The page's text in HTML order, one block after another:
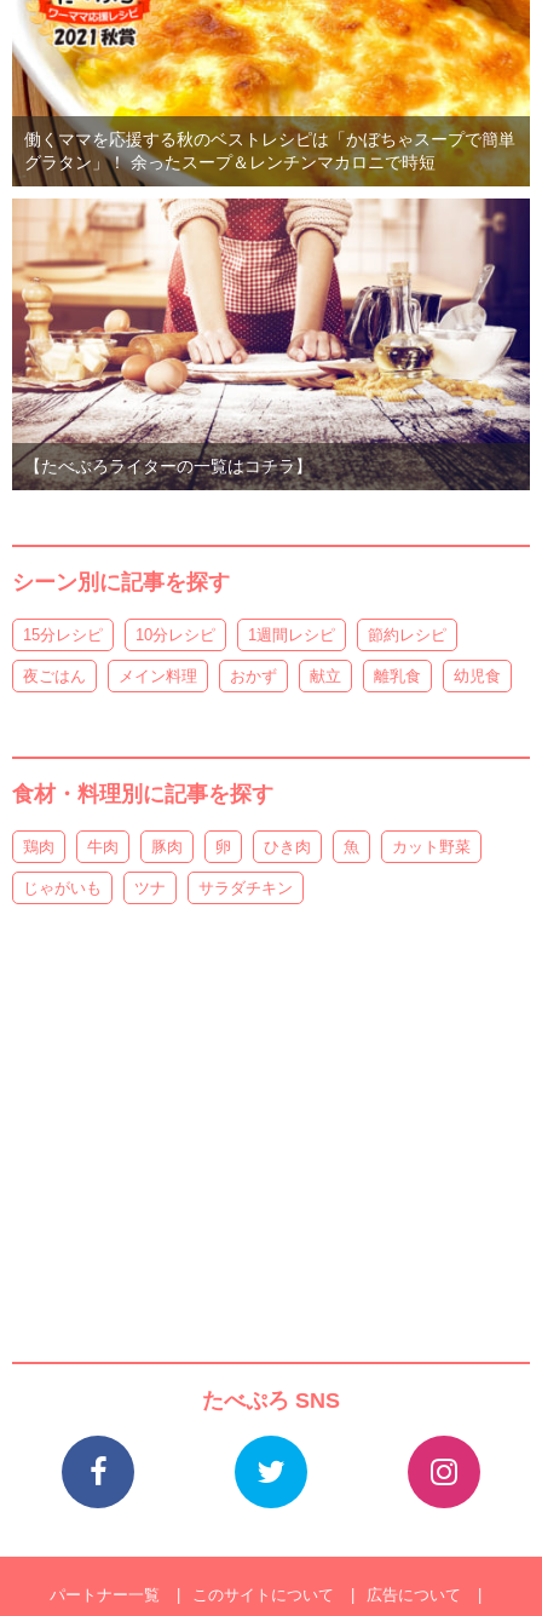
働くママを応援する秋のベストレシピは「かぼちゃスープで簡単
グラタン」！ 余ったスープ＆レンチンマカロニで時短
【たべぷろライターの一覧はコチラ】
シーン別に記事を探す
15分レシピ 10分レシピ 1週間レシピ 節約レシピ
夜ごはん メイン料理 おかず 献立 離乳食 幼児食
食材・料理別に記事を探す
鶏肉 牛肉 豚肉 卵 ひき肉 魚 カット野菜
じゃがいも ツナ サラダチキン
たべぷろ SNS
パートナー一覧 このサイトについて 広告について